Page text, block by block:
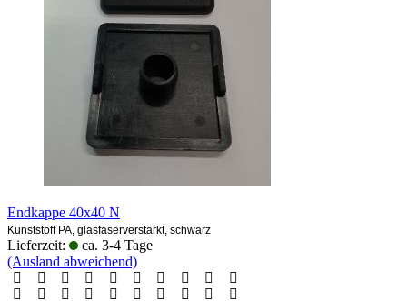
Endkappe 40x40 N
Kunststoff PA, glasfaserverstärkt, schwarz
Lieferzeit:
ca. 3-4 Tage
(Ausland abweichend)